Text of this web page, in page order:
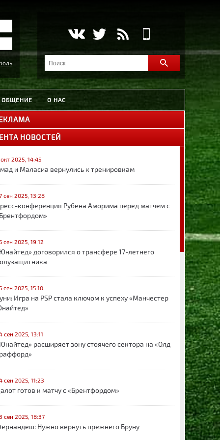
ОБЩЕНИЕ О НАС
НОВОСТЕЙ
2025, 14:45
и Маласиа вернулись к тренировкам
сен 2025, 13:28
конференция Рубена Аморима перед матчем с
сен 2025, 19:12
договорился о трансфере 17-летнего
сен 2025, 15:10
Игра на PSP стала ключом к успеху «Манчестер
сен 2025, 13:11
расширяет зону стоячего сектора на «Олд
сен 2025, 11:23
готов к матчу с «Брентфордом»
сен 2025, 18:37
Нужно вернуть прежнего Бруну